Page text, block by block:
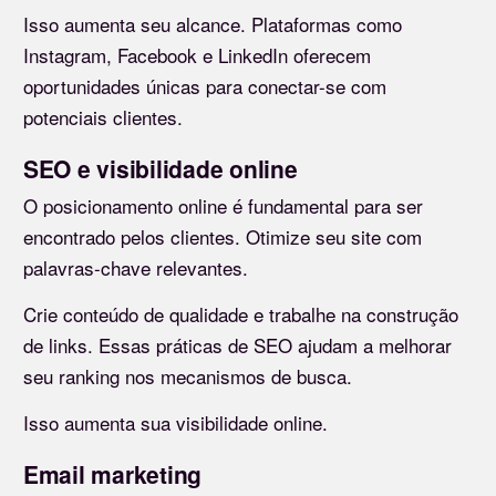
Isso aumenta seu alcance. Plataformas como
Instagram, Facebook e LinkedIn oferecem
oportunidades únicas para conectar-se com
potenciais clientes.
SEO e visibilidade online
O posicionamento online é fundamental para ser
encontrado pelos clientes. Otimize seu site com
palavras-chave relevantes.
Crie conteúdo de qualidade e trabalhe na construção
de links. Essas práticas de SEO ajudam a melhorar
seu ranking nos mecanismos de busca.
Isso aumenta sua visibilidade online.
Email marketing